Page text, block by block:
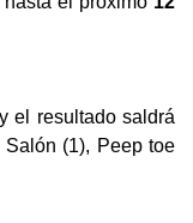
y el resultado saldrá
Salón (1), Peep toe